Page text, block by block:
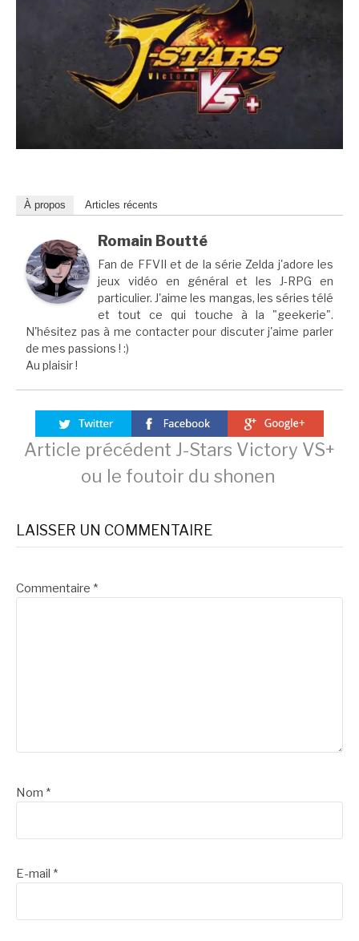
À propos Articles récents
Romain Boutté
Fan de FFVII et de la série Zelda j'adore les
jeux vidéo en général et les J-RPG en
particulier. J'aime les mangas, les séries télé
et tout ce qui touche à la "geekerie".
N'hésitez pas à me contacter pour discuter j'aime parler
de mes passions ! :)
Au plaisir !
Lire
la
suite
Article précédent J-Stars Victory VS+
ou le foutoir du shonen
LAISSER UN COMMENTAIRE
Commentaire *
Nom *
E-mail *